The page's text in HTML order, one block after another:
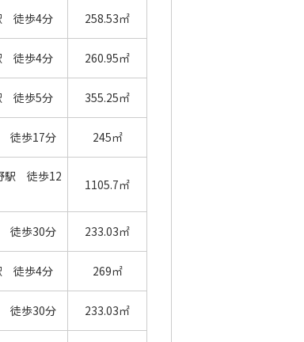
徒歩4分 258.53㎡
徒歩4分 260.95㎡
徒歩5分 355.25㎡
徒歩17分 245㎡
駅 徒歩12
1105.7㎡
徒歩30分 233.03㎡
徒歩4分 269㎡
徒歩30分 233.03㎡